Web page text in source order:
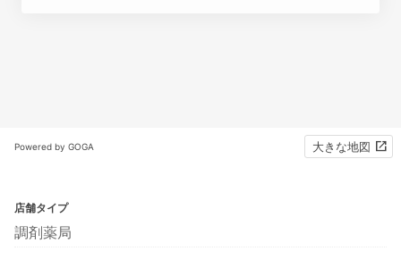
Powered by GOGA 大きな地図
店舗タイプ
調剤薬局